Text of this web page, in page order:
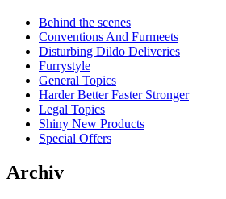
Behind the scenes
Conventions And Furmeets
Disturbing Dildo Deliveries
Furrystyle
General Topics
Harder Better Faster Stronger
Legal Topics
Shiny New Products
Special Offers
Archiv